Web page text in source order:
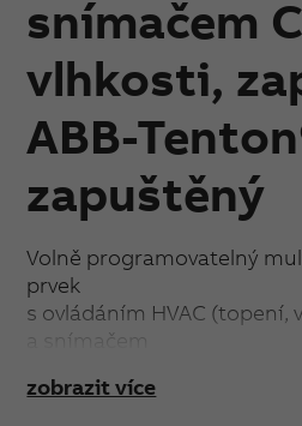
snímačem
vlhkosti,
ABB-
zapuštěný
Volně programovatelný
prvek
s ovládáním HVAC (topení,
a snímačem
vzduchu.
zobrazit více